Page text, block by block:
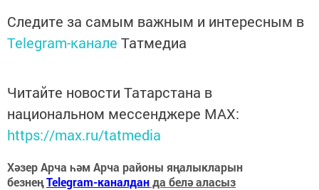
Следите за самым важным и интересным в
Telegram-канале Татмедиа
Читайте новости Татарстана в
национальном мессенджере MАХ:
https://max.ru/tatmedia
Хәзер Арча һәм Арча районы яңалыкларын
безнеңTelegram-каналданда белә аласыз